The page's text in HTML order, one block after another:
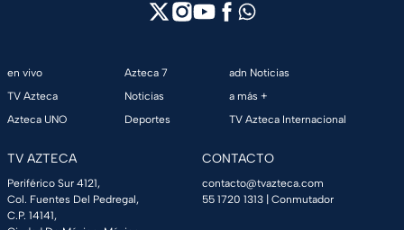
en vivo
TV Azteca
Azteca UNO
Azteca 7
Noticias
Deportes
adn Noticias
a más +
TV Azteca Internacional
TV AZTECA
Periférico Sur 4121,
Col. Fuentes Del Pedregal,
C.P. 14141,
CONTACTO
contacto@tvazteca.com
55 1720 1313 | Conmutador